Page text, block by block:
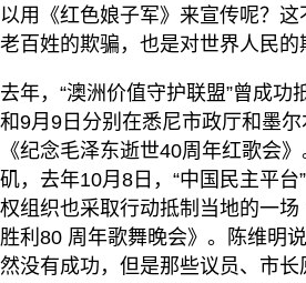
以用《红色娘子军》来宣传呢？这
老百姓的欺骗，也是对世界人民的
去年，“澳洲价值守护联盟”曾成功
和9月9日分别在悉尼市政厅和墨
《纪念毛泽东逝世40周年红歌会
矶，去年10月8日，“中国民主平台
权组织也采取行动抵制当地的一场
胜利80 周年歌舞晚会》。陈维明
然没有成功，但是那些议员、市长